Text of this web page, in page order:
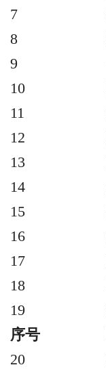
7
8
9
10
11
12
13
14
15
16
17
18
19
序号
20